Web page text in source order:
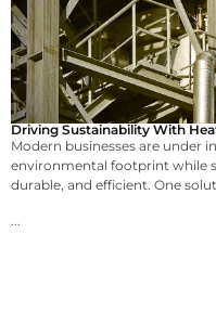
Driving Sustainability With
Modern businesses are under
environmental footprint while
durable, and efficient. One